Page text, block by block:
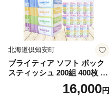
北海道倶知安町
ブライティア ソフト ボック
スティッシュ 200組 400枚 60
箱 日本製 まとめ買い ティッ
シュ リサイクル 長持 防災 常
16,000円